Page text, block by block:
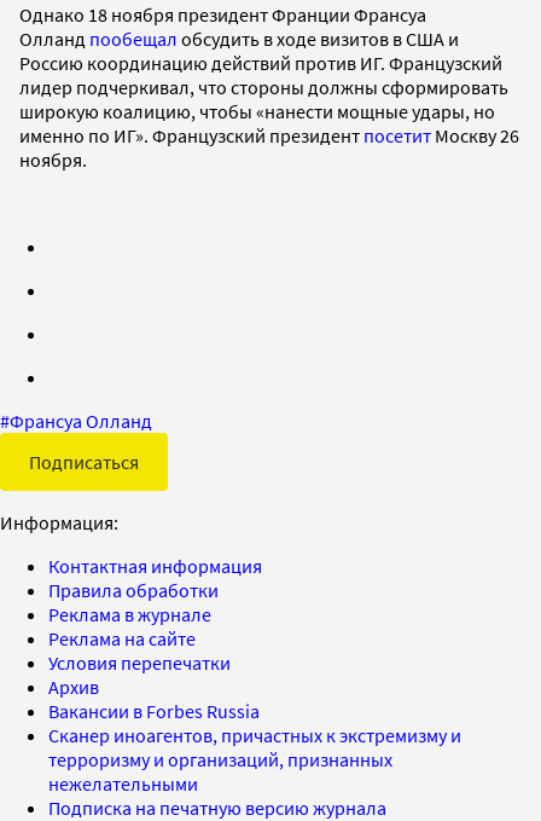
Однако 18 ноября президент Франции Франсуа
Олланд пообещал обсудить в ходе визитов в США и
Россию координацию действий против ИГ. Французский
лидер подчеркивал, что стороны должны сформировать
широкую коалицию, чтобы «нанести мощные удары, но
именно по ИГ». Французский президент посетит Москву 26
ноября.
#Франсуа Олланд
Подписаться
Информация:
Контактная информация
Правила обработки
Реклама в журнале
Реклама на сайте
Условия перепечатки
Архив
Вакансии в Forbes Russia
Сканер иноагентов, причастных к экстремизму и
терроризму и организаций, признанных
нежелательными
Подписка на печатную версию журнала